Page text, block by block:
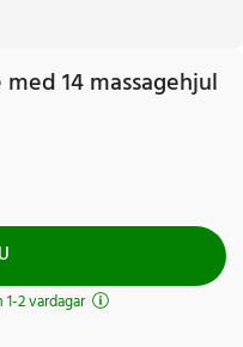
14 massagehjul
2 vardagar